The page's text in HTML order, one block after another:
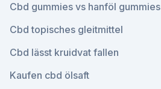
Cbd gummies vs hanföl gummies
Cbd topisches gleitmittel
Cbd lässt kruidvat fallen
Kaufen cbd ölsaft